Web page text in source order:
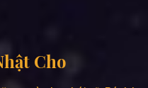
Cho